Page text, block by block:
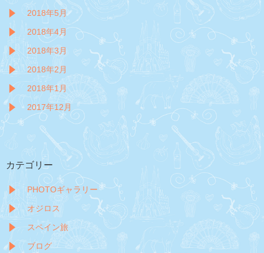
2018年5月
2018年4月
2018年3月
2018年2月
2018年1月
2017年12月
カテゴリー
PHOTOギャラリー
オジロス
スペイン旅
ブログ